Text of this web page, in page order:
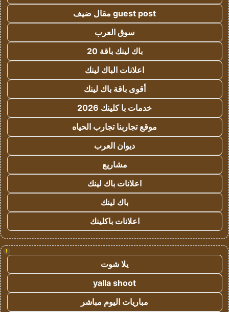
guest post مقال ضيف
سوق العرب
باك لينك باقة 20
اعلانات الباك لينك
أقوى باقة باك لينك
خدمات با كلينك 2026
موقع تجاربنا تجارب الحياه
ديوان العرب
مشاريع
اعلانات باك لينك
باك لينك
اعلانات باكلينك
!
يلا شوت
yalla shoot
مباريات اليوم مباشر